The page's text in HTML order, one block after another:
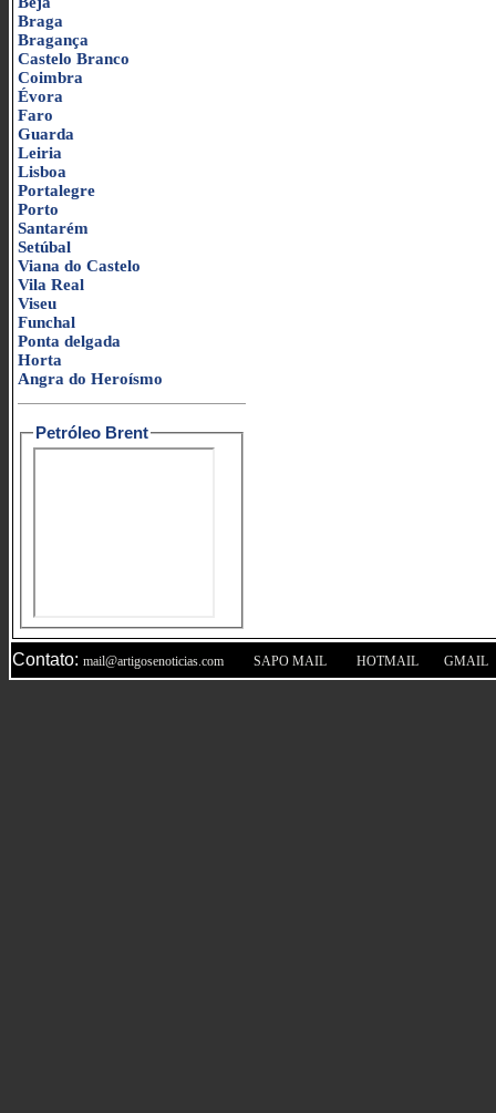
Braga
Bragança
Castelo Branco
Coimbra
Évora
Faro
Guarda
Leiria
Lisboa
Portalegre
Porto
Santarém
Setúbal
Viana do Castelo
Vila Real
Viseu
Funchal
Ponta delgada
Horta
Angra do Heroísmo
Petróleo Brent
Contato: mail@artigosenoticias.com SAPO MAIL HOTMAIL GMAIL